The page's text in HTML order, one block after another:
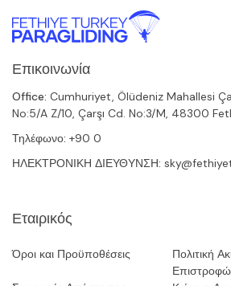
Επικοινωνία
Office: Cumhuriyet, Ölüdeniz Mahallesi
No:5/A Z/10, Çarşı Cd. No:3/M, 48300
Τηλέφωνο: +90 0
ΗΛΕΚΤΡΟΝΙΚΗ ΔΙΕΥΘΥΝΣΗ:
Εταιρικός
Όροι και Προϋποθέσεις
Πολιτική